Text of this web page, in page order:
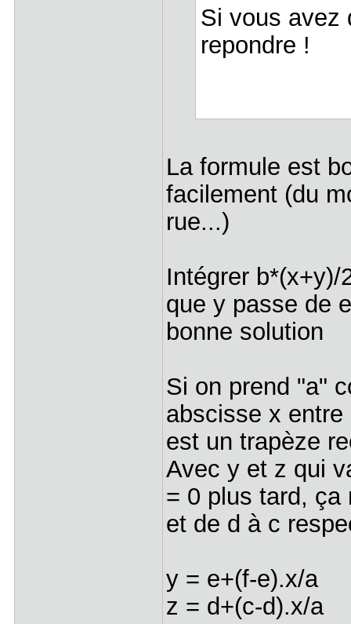
Si vous avez
repondre !
La formule est
facilement (du
rue...)
Intégrer
que y passe de
bonne solution
Si on prend "a"
abscisse x
est un trapèze
Avec y et z qui
= 0 plus tard, ça
et de d à c
y = e+(f-e).x/a
z = d+(c-d).x/a